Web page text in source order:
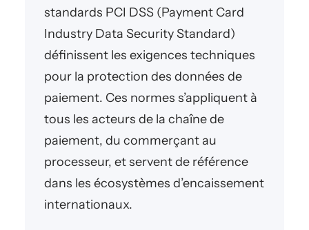
standards PCI DSS (Payment Card
Industry Data Security Standard)
définissent les exigences techniques
pour la protection des données de
paiement. Ces normes s’appliquent à
tous les acteurs de la chaîne de
paiement, du commerçant au
processeur, et servent de référence
dans les écosystèmes d’encaissement
internationaux.